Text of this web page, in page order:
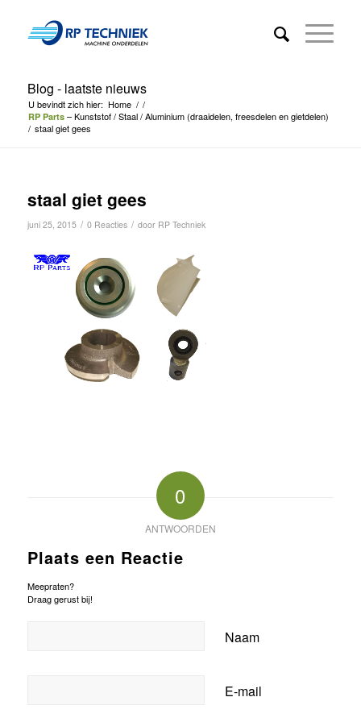
Blog - laatste nieuws
U bevindt zich hier: Home / /
RP Parts– Kunststof / Staal / Aluminium (draaidelen, freesdelen en gietdelen)
/ staal giet gees
staal giet gees
juni 25, 2015 / 0 Reacties / door RP Techniek
0
ANTWOORDEN
Plaats een Reactie
Meepraten?
Draag gerust bij!
Naam
E-mail